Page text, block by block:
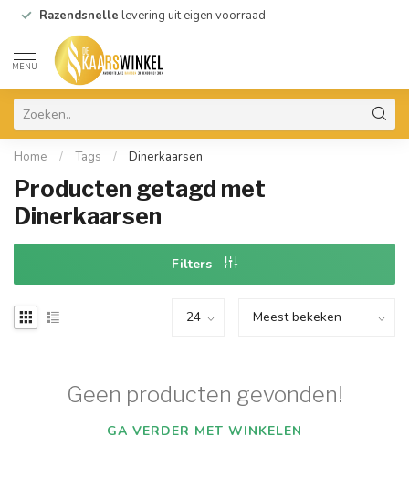
Razendsnelle levering uit eigen voorraad
MENU
Home / Tags / Dinerkaarsen
Producten getagd met
Dinerkaarsen
Filters
Geen producten gevonden!
GA VERDER MET WINKELEN